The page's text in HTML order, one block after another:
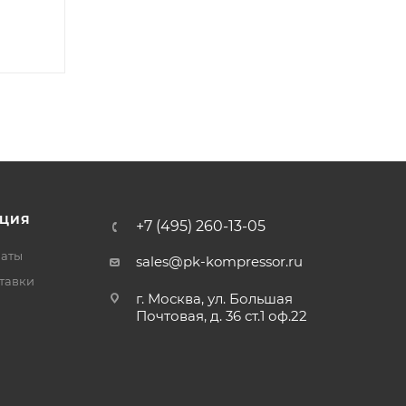
+7 (495) 260-13-05
sales@pk-kompressor.ru
г. Москва, ул. Большая
Почтовая, д. 36 ст.1 оф.22